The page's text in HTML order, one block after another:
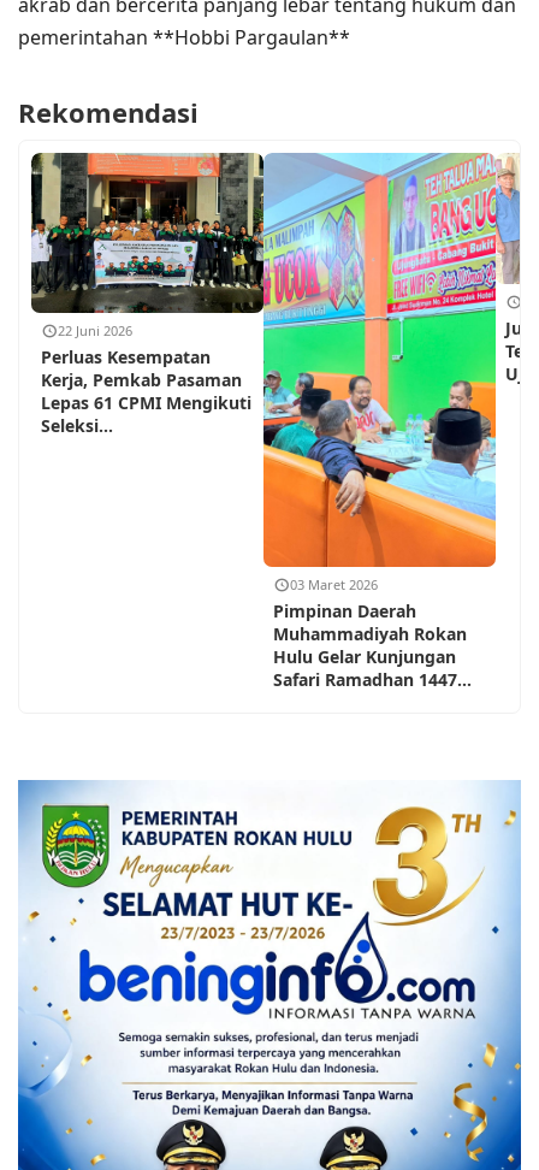
akrab dan bercerita panjang lebar tentang hukum dan
pemerintahan **Hobbi Pargaulan**
Rekomendasi
22 Juni 2026
Perluas Kesempatan
Kerja, Pemkab Pasaman
Lepas 61 CPMI Mengikuti
Seleksi...
03 Maret 2026
Pimpinan Daerah
Muhammadiyah Rokan
Hulu Gelar Kunjungan
Safari Ramadhan 1447...